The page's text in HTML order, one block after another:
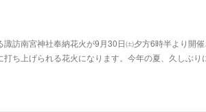
諏訪南宮神社奉納花火が9月30日㈯夕方6時半より開
打ち上げられる花火になります。今年の夏、久しぶ